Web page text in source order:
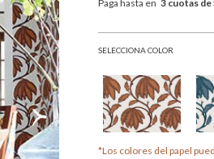
Paga hasta en 3 cuotas de
SELECCIONA COLOR
*Los colores del papel